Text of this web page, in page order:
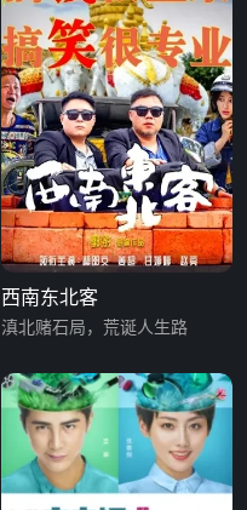
西南东北客
滇北赌石局，荒诞人生路